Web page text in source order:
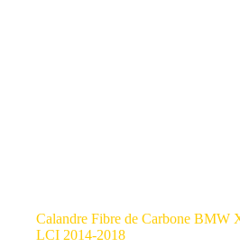
Calandre Fibre de Carbone BMW
LCI 2014-2018